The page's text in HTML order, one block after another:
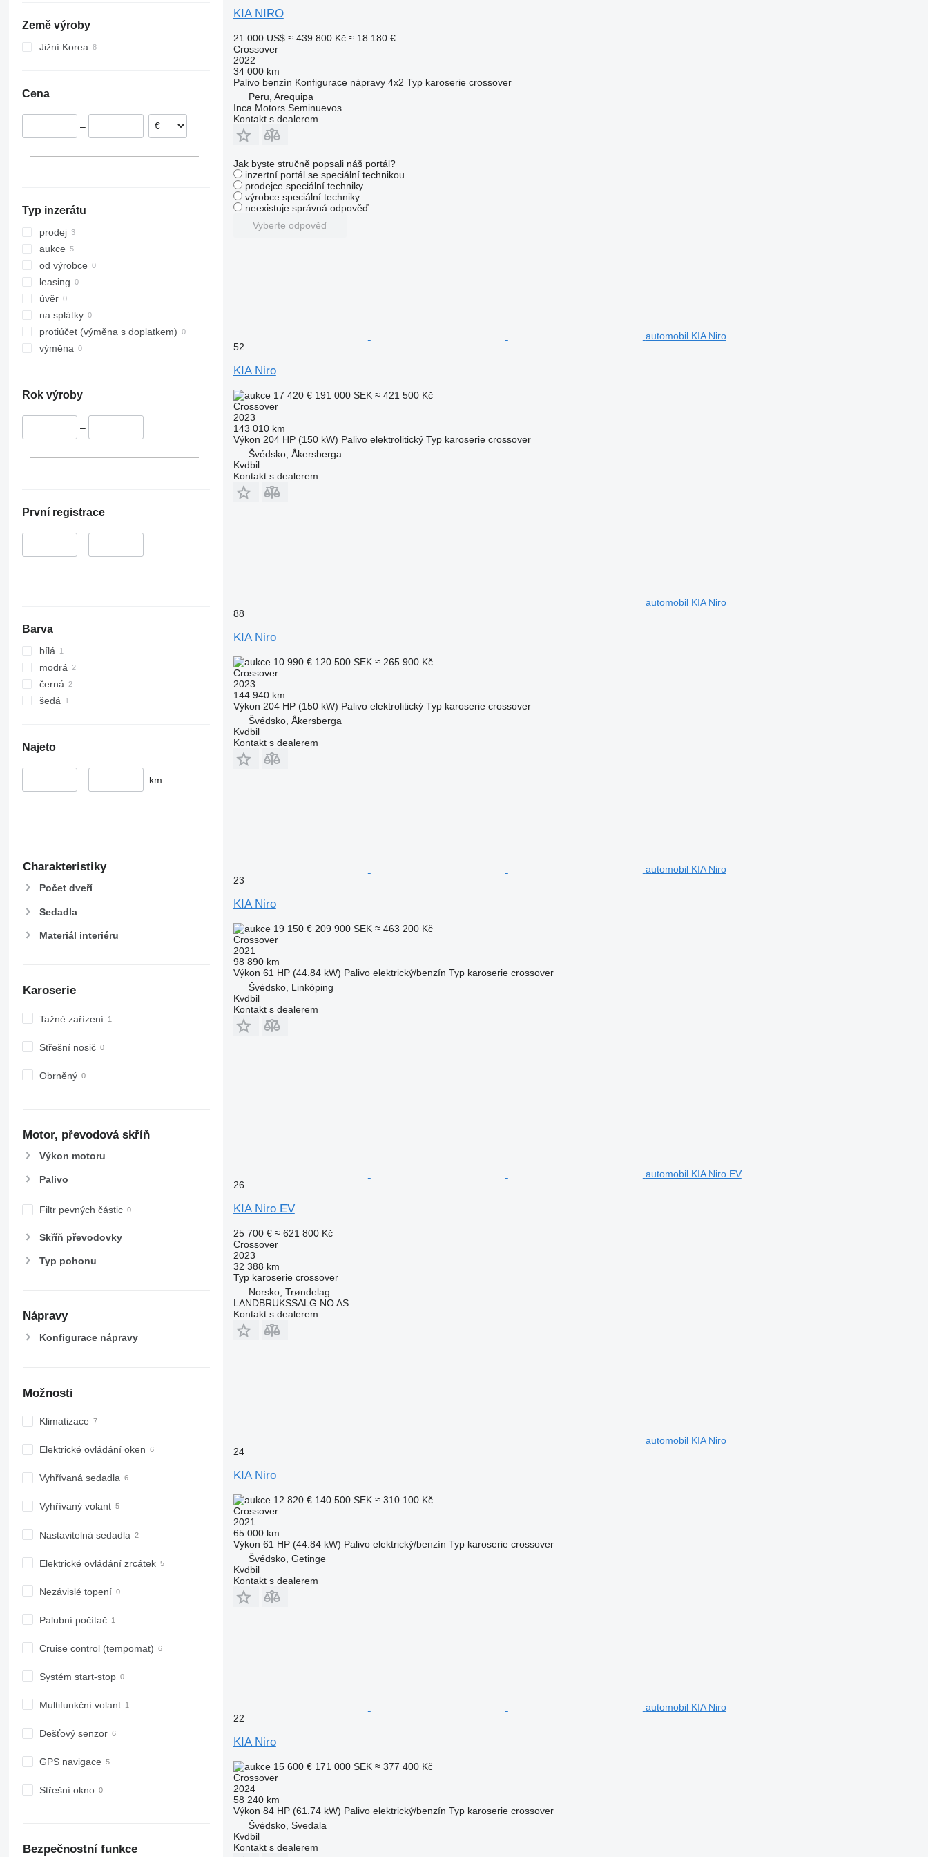
Země výroby
Jižní Korea
Cena
–
Typ inzerátu
prodej
aukce
od výrobce
leasing
úvěr
na splátky
protiúčet (výměna s doplatkem)
výměna
Rok výroby
–
První registrace
–
Barva
bílá
modrá
černá
šedá
Najeto
– km
Charakteristiky
Počet dveří
Sedadla
Materiál interiéru
Karoserie
Tažné zařízení
Střešní nosič
Obrněný
Motor, převodová skříň
Výkon motoru
Palivo
Filtr pevných částic
Skříň převodovky
Typ pohonu
Nápravy
Konfigurace nápravy
Možnosti
Klimatizace
Elektrické ovládání oken
Vyhřívaná sedadla
Vyhřívaný volant
Nastavitelná sedadla
Elektrické ovládání zrcátek
Nezávislé topení
Palubní počítač
Cruise control (tempomat)
Systém start-stop
Multifunkční volant
Dešťový senzor
GPS navigace
Střešní okno
Bezpečnostní funkce
KIA NIRO
21 000 US$ ≈ 439 800 Kč ≈ 18 180 €
Crossover
2022
34 000 km
Palivo benzín Konfigurace nápravy 4x2 Typ karoserie crossover
Peru, Arequipa
Inca Motors Seminuevos
Kontakt s dealerem
Jak byste stručně popsali náš portál?
inzertní portál se speciální technikou
prodejce speciální techniky
výrobce speciální techniky
neexistuje správná odpověď
Vyberte odpověď
automobil KIA Niro
52
KIA Niro
17 420 € 191 000 SEK ≈ 421 500 Kč
Crossover
2023
143 010 km
Výkon 204 HP (150 kW) Palivo elektrolitický Typ karoserie crossover
Švédsko, Åkersberga
Kvdbil
Kontakt s dealerem
automobil KIA Niro
88
KIA Niro
10 990 € 120 500 SEK ≈ 265 900 Kč
Crossover
2023
144 940 km
Výkon 204 HP (150 kW) Palivo elektrolitický Typ karoserie crossover
Švédsko, Åkersberga
Kvdbil
Kontakt s dealerem
automobil KIA Niro
23
KIA Niro
19 150 € 209 900 SEK ≈ 463 200 Kč
Crossover
2021
98 890 km
Výkon 61 HP (44.84 kW) Palivo elektrický/benzín Typ karoserie crossover
Švédsko, Linköping
Kvdbil
Kontakt s dealerem
automobil KIA Niro EV
26
KIA Niro EV
25 700 € ≈ 621 800 Kč
Crossover
2023
32 388 km
Typ karoserie crossover
Norsko, Trøndelag
LANDBRUKSSALG.NO AS
Kontakt s dealerem
automobil KIA Niro
24
KIA Niro
12 820 € 140 500 SEK ≈ 310 100 Kč
Crossover
2021
65 000 km
Výkon 61 HP (44.84 kW) Palivo elektrický/benzín Typ karoserie crossover
Švédsko, Getinge
Kvdbil
Kontakt s dealerem
automobil KIA Niro
22
KIA Niro
15 600 € 171 000 SEK ≈ 377 400 Kč
Crossover
2024
58 240 km
Výkon 84 HP (61.74 kW) Palivo elektrický/benzín Typ karoserie crossover
Švédsko, Svedala
Kvdbil
Kontakt s dealerem